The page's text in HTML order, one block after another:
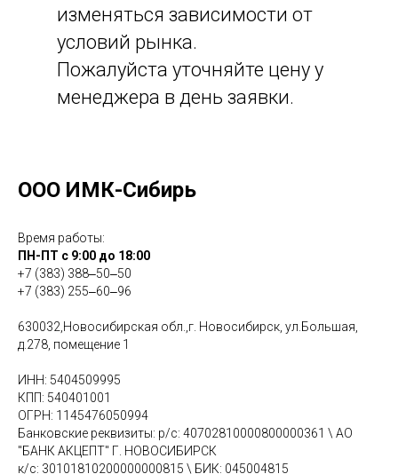
изменяться зависимости от
условий рынка.
Пожалуйста уточняйте цену у
менеджера в день заявки.
ООО ИМК-Сибирь
Время работы:
ПН-ПТ с 9:00 до 18:00
+7 (383) 388‒50‒50
+7 (383) 255‒60‒96
630032,Новосибирская обл.,г. Новосибирск, ул.Большая,
д.278, помещение 1
ИНН: 5404509995
КПП: 540401001
ОГРН: 1145476050994
Банковские реквизиты: р/с: 40702810000800000361 \ АО
"БАНК АКЦЕПТ" Г. НОВОСИБИРСК
к/с: 30101810200000000815 \ БИК: 045004815